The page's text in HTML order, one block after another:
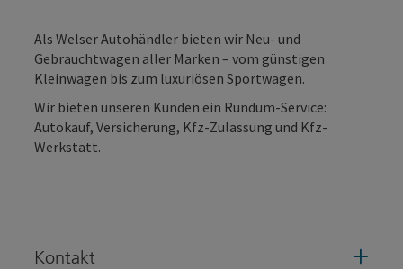
Als Welser Autohändler bieten wir Neu- und
Gebrauchtwagen aller Marken – vom günstigen
Kleinwagen bis zum luxuriösen Sportwagen.
Wir bieten unseren Kunden ein Rundum-Service:
Autokauf, Versicherung, Kfz-Zulassung und Kfz-
Werkstatt.
Kontakt